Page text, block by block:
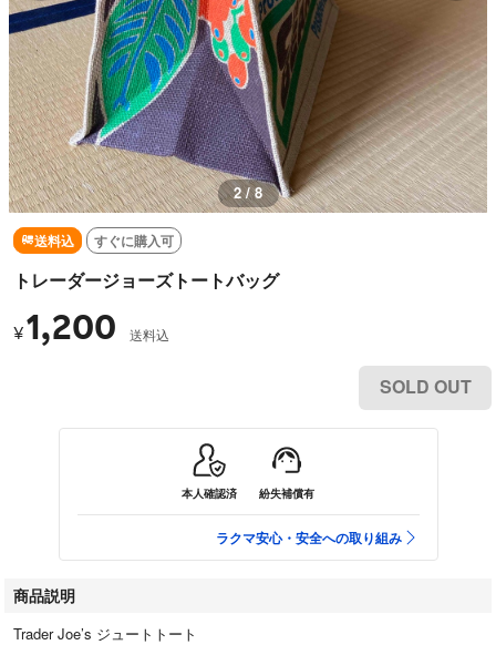
2 / 8
送料込 すぐに購入可
トレーダージョーズトートバッグ
¥1,200 送料込
SOLD OUT
本人確認済 紛失補償有
ラクマ安心・安全への取り組み
商品説明
Trader Joe’s ジュートトート